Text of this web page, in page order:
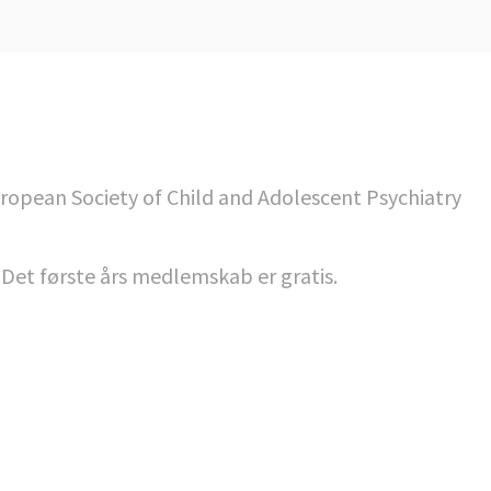
Society of Child and Adolescent Psychiatry
første års medlemskab er gratis.